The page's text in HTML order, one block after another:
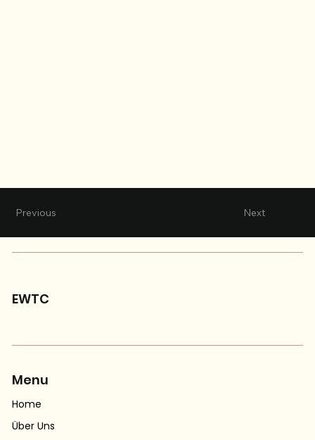
Next
Previous
EWTC
Menu
Home
Über Uns